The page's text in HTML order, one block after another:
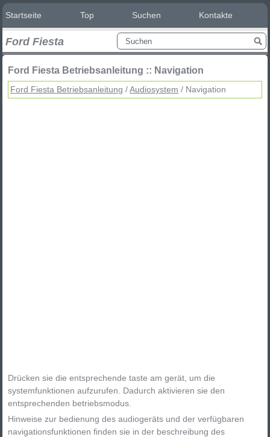
Startseite Top Suchen Kontakte
Ford Fiesta
Ford Fiesta Betriebsanleitung :: Navigation
Ford Fiesta Betriebsanleitung /Audiosystem / Navigation
Drücken sie die entsprechende taste am gerät, um die
systemfunktionen aufzurufen. Dadurch aktivieren sie den
entsprechenden betriebsmodus.
Hinweise zur bedienung des audiogeräts und der verfügbaren
navigationsfunktionen finden sie in der beschreibung des